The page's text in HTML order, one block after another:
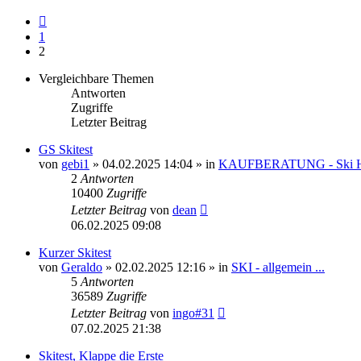
1
2
Vergleichbare Themen
Antworten
Zugriffe
Letzter Beitrag
GS Skitest
von gebi1 » 04.02.2025 14:04 » in KAUFBERATUNG - Ski
2 Antworten
10400 Zugriffe
Letzter Beitrag von dean
06.02.2025 09:08
Kurzer Skitest
von Geraldo » 02.02.2025 12:16 » in SKI - allgemein ...
5 Antworten
36589 Zugriffe
Letzter Beitrag von ingo#31
07.02.2025 21:38
Skitest, Klappe die Erste